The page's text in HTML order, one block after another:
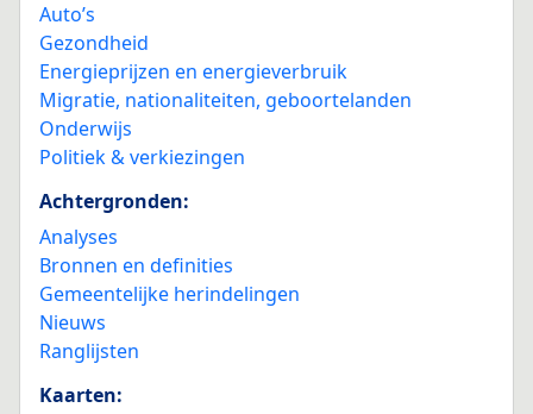
Auto’s
Gezondheid
Energieprijzen en energieverbruik
Migratie, nationaliteiten, geboortelanden
Onderwijs
Politiek & verkiezingen
Achtergronden:
Analyses
Bronnen en definities
Gemeentelijke herindelingen
Nieuws
Ranglijsten
Kaarten: